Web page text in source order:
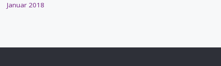
Januar 2018